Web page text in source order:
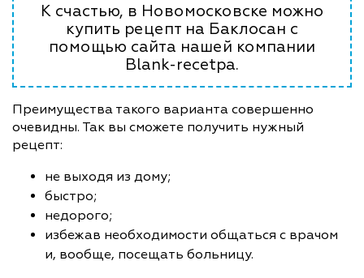
К счастью, в Новомосковске можно
купить рецепт на Баклосан с
помощью сайта нашей компании
Blank-recetpa.
Преимущества такого варианта совершенно
очевидны. Так вы сможете получить нужный
рецепт:
не выходя из дому;
быстро;
недорого;
избежав необходимости общаться с врачом
и, вообще, посещать больницу.